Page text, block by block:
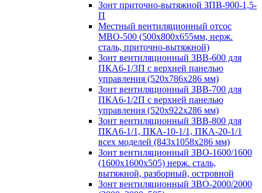
Зонт приточно-вытяжной ЗПВ-900-1,5-
П
Местный вентиляционный отсос
МВО-500 (500х800х655мм, нерж.
сталь, приточно-вытяжной)
Зонт вентиляционный ЗВВ-600 для
ПКА6-1/3П с верхней панелью
управления (520х786х286 мм)
Зонт вентиляционный ЗВВ-700 для
ПКА6-1/2П с верхней панелью
управления (520х922х286 мм)
Зонт вентиляционный ЗВВ-800 для
ПКА6-1/1, ПКА-10-1/1, ПКА-20-1/1
всех моделей (843х1058х286 мм)
Зонт вентиляционный ЗВО-1600/1600
(1600х1600х505) нерж. сталь,
вытяжной, разборный, островной
Зонт вентиляционный ЗВО-2000/2000